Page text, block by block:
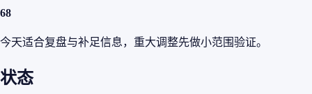
68
今天适合复盘与补足信息，重大调整先做小范围验证。
状态